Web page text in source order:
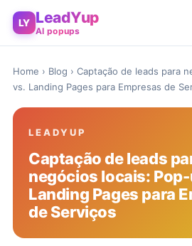
LY LeadYup
AI popups
Home › Blog › Captação de leads para
vs. Landing Pages para Empresas de
LEADYUP
Captação de leads
negócios locais:
Landing Pages para
de Serviços